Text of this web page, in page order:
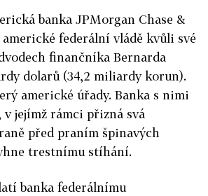
banka JPMorgan Chase &
americké federální vládě kvůli své
finančníka Bernarda
dolarů (34,2 miliardy korun).
americké úřady. Banka s nimi
v jejímž rámci přizná svá
před praním špinavých
trestnímu stíhání.
banka federálnímu